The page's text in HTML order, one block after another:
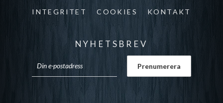
INTEGRITET COOKIES KONTAKT
NYHETSBREV